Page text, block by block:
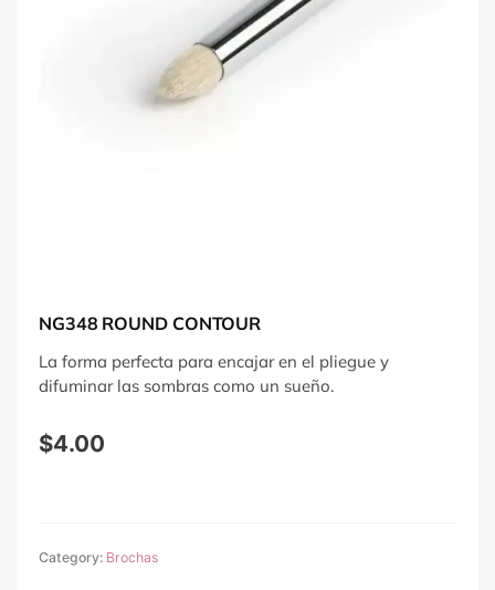
NG348 ROUND CONTOUR
La forma perfecta para encajar en el pliegue y
difuminar las sombras como un sueño.
$4.00
Category: Brochas